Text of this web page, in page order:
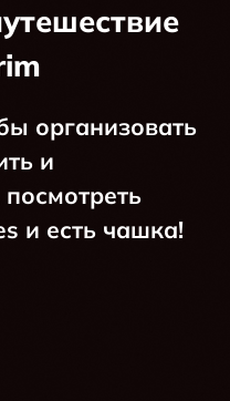
организовать
и
и есть чашка!